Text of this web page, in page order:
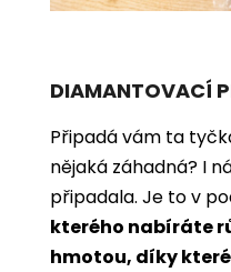
DIAMANTOVACÍ
Připadá vám ta
nějaká záhadná? I
připadala. Je to v
kterého nabíráte
hmotou, díky